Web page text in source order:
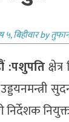
बिहीवारby
:पशुपति
निर्देशक